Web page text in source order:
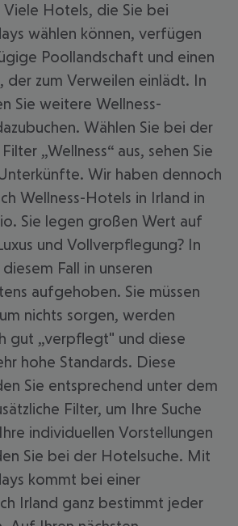
Hotels, die Sie bei
wählen können, verfügen
Poollandschaft und einen
der zum Verweilen einlädt. In
Sie weitere Wellness-
Wählen Sie bei der
„Wellness“ aus, sehen Sie
Wir haben dennoch
Wellness-Hotels in Irland in
Sie legen großen Wert auf
und Vollverpflegung? In
Fall in unseren
aufgehoben. Sie müssen
nichts sorgen, werden
gut „verpflegt" und diese
hohe Standards. Diese
Sie entsprechend unter dem
Filter, um Ihre Suche
individuellen Vorstellungen
Sie bei der Hotelsuche. Mit
kommt bei einer
Irland ganz bestimmt jeder